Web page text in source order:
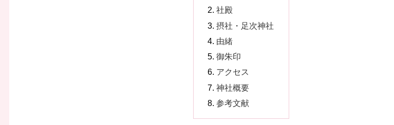
社殿
摂社・足次神社
由緒
御朱印
アクセス
神社概要
参考文献